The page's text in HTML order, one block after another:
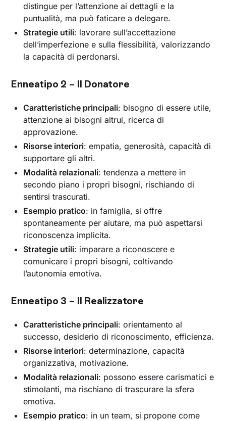
distingue per l’attenzione ai dettagli e la
puntualità, ma può faticare a delegare.
Strategie utili: lavorare sull’accettazione
dell’imperfezione e sulla flessibilità, valorizzando
la capacità di perdonarsi.
Enneatipo 2 – Il Donatore
Caratteristiche principali: bisogno di essere utile,
attenzione ai bisogni altrui, ricerca di
approvazione.
Risorse interiori: empatia, generosità, capacità di
supportare gli altri.
Modalità relazionali: tendenza a mettere in
secondo piano i propri bisogni, rischiando di
sentirsi trascurati.
Esempio pratico: in famiglia, si offre
spontaneamente per aiutare, ma può aspettarsi
riconoscenza implicita.
Strategie utili: imparare a riconoscere e
comunicare i propri bisogni, coltivando
l’autonomia emotiva.
Enneatipo 3 – Il Realizzatore
Caratteristiche principali: orientamento al
successo, desiderio di riconoscimento, efficienza.
Risorse interiori: determinazione, capacità
organizzativa, motivazione.
Modalità relazionali: possono essere carismatici e
stimolanti, ma rischiano di trascurare la sfera
emotiva.
Esempio pratico: in un team, si propone come